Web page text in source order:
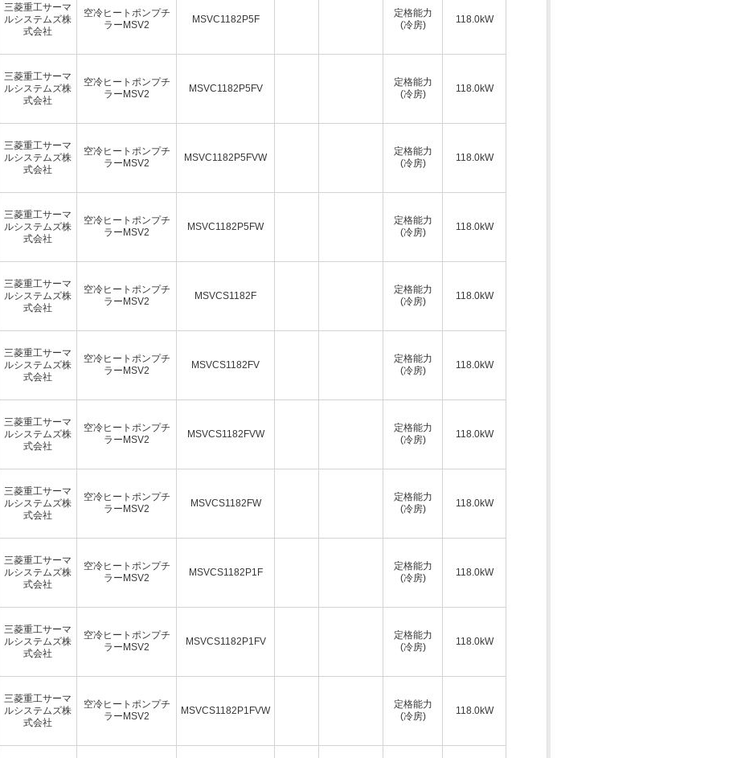
三菱重工サーマ
ルシステムズ株
式会社
空冷ヒートポンプチ
ラーMSV2
MSVC1182P5F
定格能力
(冷房)
118.0kW
三菱重工サーマ
ルシステムズ株
式会社
空冷ヒートポンプチ
ラーMSV2
MSVC1182P5FV
定格能力
(冷房)
118.0kW
三菱重工サーマ
ルシステムズ株
式会社
空冷ヒートポンプチ
ラーMSV2
MSVC1182P5FVW
定格能力
(冷房)
118.0kW
三菱重工サーマ
ルシステムズ株
式会社
空冷ヒートポンプチ
ラーMSV2
MSVC1182P5FW
定格能力
(冷房)
118.0kW
三菱重工サーマ
ルシステムズ株
式会社
空冷ヒートポンプチ
ラーMSV2
MSVCS1182F
定格能力
(冷房)
118.0kW
三菱重工サーマ
ルシステムズ株
式会社
空冷ヒートポンプチ
ラーMSV2
MSVCS1182FV
定格能力
(冷房)
118.0kW
三菱重工サーマ
ルシステムズ株
式会社
空冷ヒートポンプチ
ラーMSV2
MSVCS1182FVW
定格能力
(冷房)
118.0kW
三菱重工サーマ
ルシステムズ株
式会社
空冷ヒートポンプチ
ラーMSV2
MSVCS1182FW
定格能力
(冷房)
118.0kW
三菱重工サーマ
ルシステムズ株
式会社
空冷ヒートポンプチ
ラーMSV2
MSVCS1182P1F
定格能力
(冷房)
118.0kW
三菱重工サーマ
ルシステムズ株
式会社
空冷ヒートポンプチ
ラーMSV2
MSVCS1182P1FV
定格能力
(冷房)
118.0kW
三菱重工サーマ
ルシステムズ株
式会社
空冷ヒートポンプチ
ラーMSV2
MSVCS1182P1FVW
定格能力
(冷房)
118.0kW